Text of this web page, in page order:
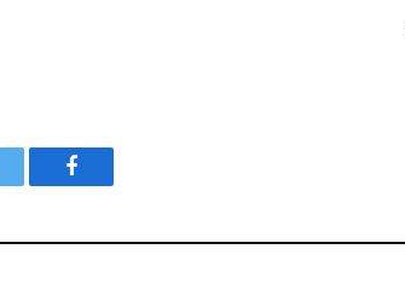
فيسبوك